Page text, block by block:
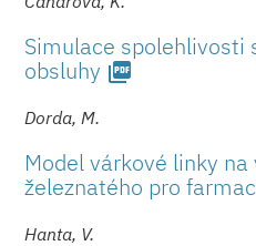
Simulace spolehlivosti
obsluhy picture_as_pdf
Dorda, M.
Model várkové linky
železnatého pro
Hanta, V.